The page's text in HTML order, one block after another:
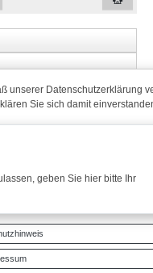
unserer Datenschutzerklärung
Sie sich damit
geben Sie hier bitte Ihr